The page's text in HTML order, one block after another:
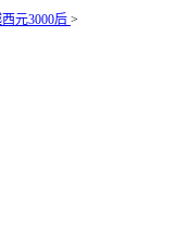
元3000后 >